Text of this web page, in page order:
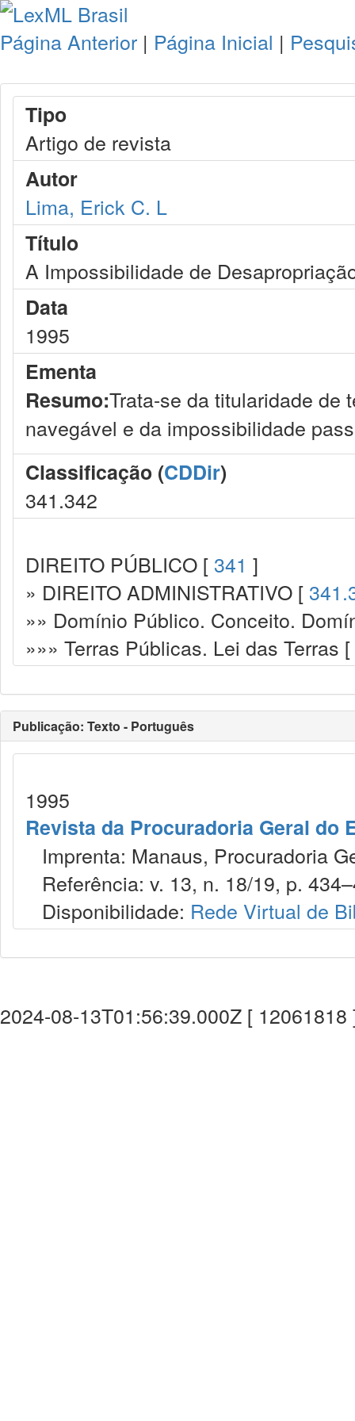
Página Anterior | Página Inicial |
Tipo
Artigo de revista
Autor
Lima, Erick C. L
Título
A Impossibilidade de
Data
1995
Ementa
Resumo:Trata-se da titularidade de
navegável e da impossibilidade
Classificação (CDDir)
341.342
DIREITO PÚBLICO [ 341 ]
» DIREITO ADMINISTRATIVO [
»» Domínio Público. Conceito.
»»» Terras Públicas. Lei das Terras [
Publicação: Texto - Português
1995
Revista da Procuradoria Geral do
Imprenta: Manaus, Procuradoria
Referência: v. 13, n. 18/19, p.
Disponibilidade: Rede Virtual de
2024-08-13T01:56:39.000Z [ 12061818